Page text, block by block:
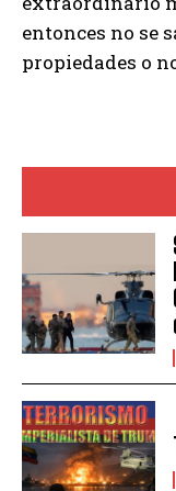
entonces no se
propiedades o